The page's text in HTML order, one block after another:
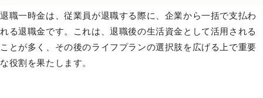
退職一時金は、従業員が退職する際に、企業から一括で支払わ
れる退職金です。これは、退職後の生活資金として活用される
ことが多く、その後のライフプランの選択肢を広げる上で重要
な役割を果たします。